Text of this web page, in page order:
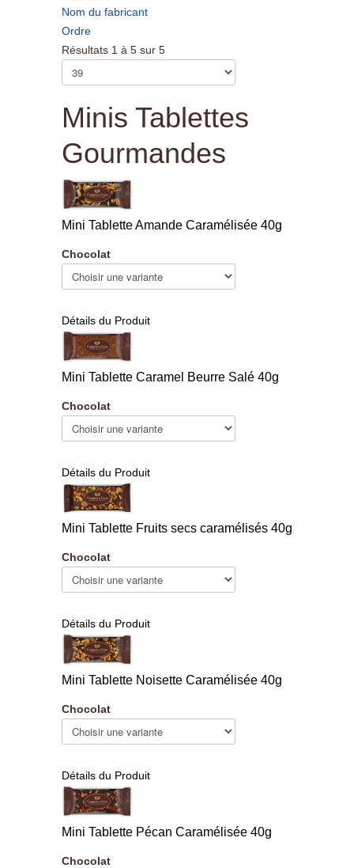
Nom du fabricant
Ordre
Résultats 1 à 5 sur 5
Minis Tablettes
Gourmandes
Mini Tablette Amande Caramélisée 40g
Chocolat
Détails du Produit
Mini Tablette Caramel Beurre Salé 40g
Chocolat
Détails du Produit
Mini Tablette Fruits secs caramélisés 40g
Chocolat
Détails du Produit
Mini Tablette Noisette Caramélisée 40g
Chocolat
Détails du Produit
Mini Tablette Pécan Caramélisée 40g
Chocolat